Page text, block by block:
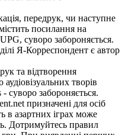
передрук, чи наступне
посилання на
суворо забороняється.
Я-Корреспондент є автор
та відтворення
творів
суворо забороняється.
призначені для осіб
в азартних іграх може
Дотримуйтесь правил